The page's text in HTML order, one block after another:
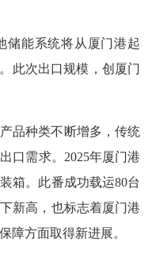
储能系统将从厦门港起
此次出口规模，创厦门
品种类不断增多，传统
口需求。2025年厦门港
箱。此番成功载运80台
新高，也标志着厦门港
障方面取得新进展。